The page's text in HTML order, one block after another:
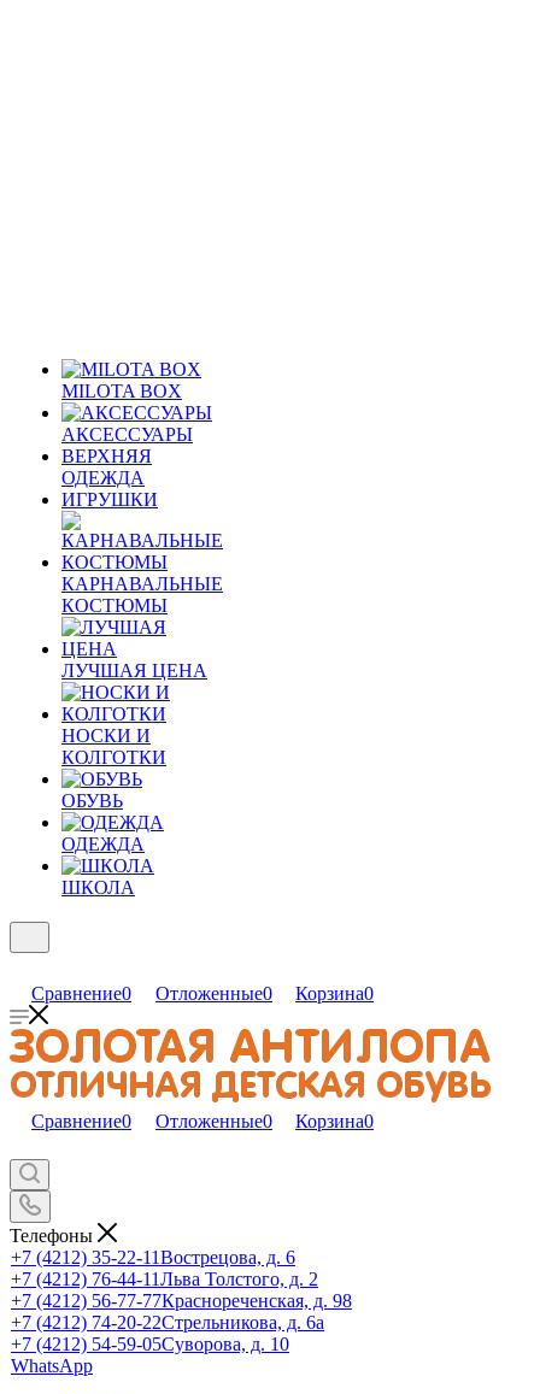
MILOTA BOX
АКСЕССУАРЫ
ВЕРХНЯЯ
ОДЕЖДА
ИГРУШКИ
КАРНАВАЛЬНЫЕ
КОСТЮМЫ
ЛУЧШАЯ ЦЕНА
НОСКИ И
КОЛГОТКИ
ОБУВЬ
ОДЕЖДА
ШКОЛА
Сравнение0 Отложенные0 Корзина0
Сравнение0 Отложенные0 Корзина0
Телефоны
+7 (4212) 35-22-11Вострецова, д. 6
+7 (4212) 76-44-11Льва Толстого, д. 2
+7 (4212) 56-77-77Краснореченская, д. 98
+7 (4212) 74-20-22Стрельникова, д. 6а
+7 (4212) 54-59-05Суворова, д. 10
WhatsApp